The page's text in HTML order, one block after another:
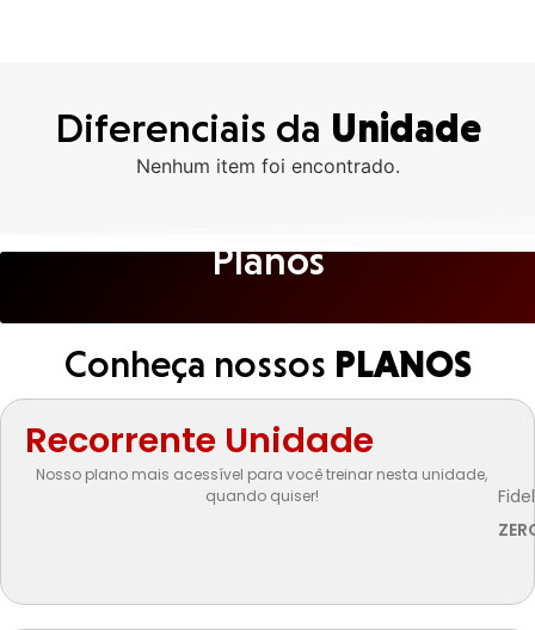
Diferenciais da Unidade
Nenhum item foi encontrado.
Planos
Conheça nossos PLANOS
Recorrente Unidade
Nosso plano mais acessível para você treinar nesta unidade,
quando quiser!